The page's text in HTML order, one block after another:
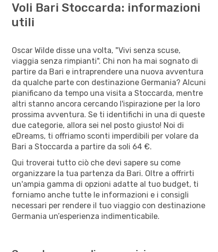
Voli Bari Stoccarda: informazioni
utili
Oscar Wilde disse una volta, "Vivi senza scuse,
viaggia senza rimpianti". Chi non ha mai sognato di
partire da Bari e intraprendere una nuova avventura
da qualche parte con destinazione Germania? Alcuni
pianificano da tempo una visita a Stoccarda, mentre
altri stanno ancora cercando l'ispirazione per la loro
prossima avventura. Se ti identifichi in una di queste
due categorie, allora sei nel posto giusto! Noi di
eDreams, ti offriamo sconti imperdibili per volare da
Bari a Stoccarda a partire da soli 64 €.
Qui troverai tutto ciò che devi sapere su come
organizzare la tua partenza da Bari. Oltre a offrirti
un'ampia gamma di opzioni adatte al tuo budget, ti
forniamo anche tutte le informazioni e i consigli
necessari per rendere il tuo viaggio con destinazione
Germania un’esperienza indimenticabile.